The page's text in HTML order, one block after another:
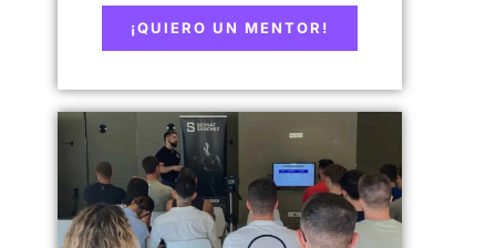
¡QUIERO UN MENTOR!